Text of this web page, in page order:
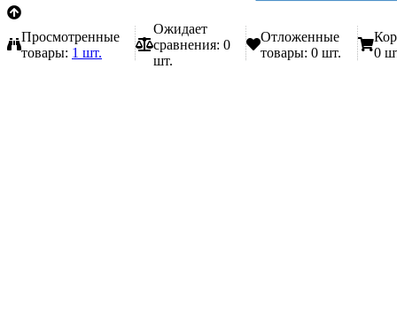
Просмотренные
товары: 1 шт.
Ожидает
сравнения: 0
шт.
Отложенные
товары: 0 шт.
0